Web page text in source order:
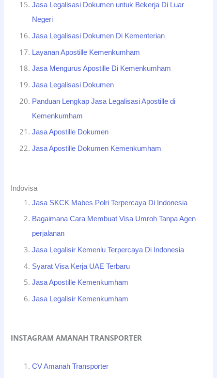
Jasa Legalisasi Dokumen untuk Bekerja Di Luar
Negeri
Jasa Legalisasi Dokumen Di Kementerian
Layanan Apostille Kemenkumham
Jasa Mengurus Apostille Di Kemenkumham
Jasa Legalisasi Dokumen
Panduan Lengkap Jasa Legalisasi Apostille di
Kemenkumham
Jasa Apostille Dokumen
Jasa Apostille Dokumen Kemenkumham
Indovisa
Jasa SKCK Mabes Polri Terpercaya Di Indonesia
Bagaimana Cara Membuat Visa Umroh Tanpa Agen
perjalanan
Jasa Legalisir Kemenlu Terpercaya Di Indonesia
Syarat Visa Kerja UAE Terbaru
Jasa Apostille Kemenkumham
Jasa Legalisir Kemenkumham
INSTAGRAM AMANAH TRANSPORTER
CV Amanah Transporter